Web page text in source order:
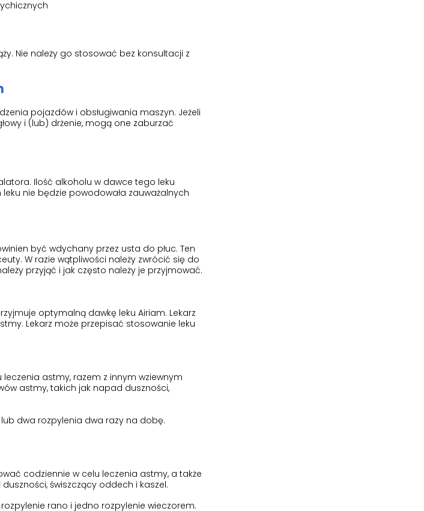
Nie należy go stosować bez konsultacji z
pojazdów i obsługiwania maszyn. Jeżeli
i (lub) drżenie, mogą one zaburzać
Ilość alkoholu w dawce tego leku
nie będzie powodowała zauważalnych
być wdychany przez usta do płuc. Ten
W razie wątpliwości należy zwrócić się do
przyjąć i jak często należy je przyjmować.
optymalną dawkę leku Airiam. Lekarz
Lekarz może przepisać stosowanie leku
astmy, razem z innym wziewnym
astmy, takich jak napad duszności,
dwa rozpylenia dwa razy na dobę.
codziennie w celu leczenia astmy, a także
świszczący oddech i kaszel.
rano i jedno rozpylenie wieczorem.